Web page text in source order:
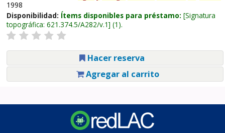
1998
Disponibilidad: Ítems disponibles para préstamo: Signatura
topográfica: 621.374.5/A282/v.1 (1).
Hacer reserva
Agregar al carrito